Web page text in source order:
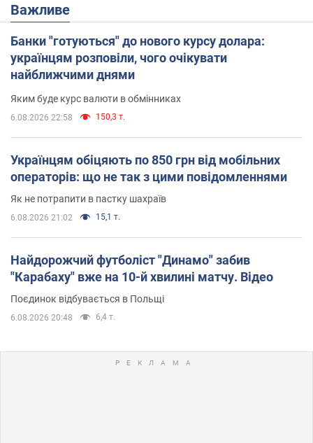
Важливе
Банки "готуються" до нового курсу долара:
українцям розповіли, чого очікувати
найближчими днями
Яким буде курс валюти в обмінниках
6.08.2026 22:58 150,3 т.
Українцям обіцяють по 850 грн від мобільних
операторів: що не так з цими повідомленнями
Як не потрапити в пастку шахраїв
6.08.2026 21:02 15,1 т.
Найдорожчий футболіст "Динамо" забив
"Карабаху" вже на 10-й хвилині матчу. Відео
Поєдинок відбувається в Польщі
6.08.2026 20:48 6,4 т.